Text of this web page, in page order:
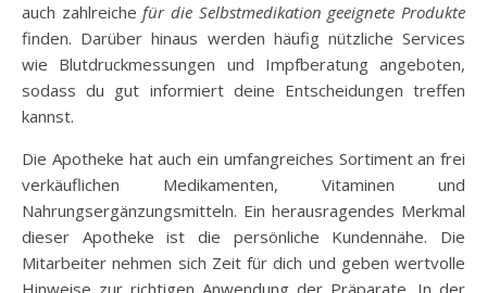
auch zahlreichefür die Selbstmedikation geeignete Produkte
finden. Darüber hinaus werden häufig nützliche Services
wie Blutdruckmessungen und Impfberatung angeboten,
sodass du gut informiert deine Entscheidungen treffen
kannst.
Die Apotheke hat auch ein umfangreiches Sortiment an frei
verkäuflichen Medikamenten, Vitaminen und
Nahrungsergänzungsmitteln. Ein herausragendes Merkmal
dieser Apotheke ist die persönliche Kundennähe. Die
Mitarbeiter nehmen sich Zeit für dich und geben wertvolle